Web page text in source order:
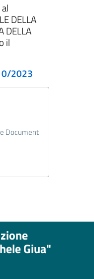
DELLA
DELLA
il
2023
Document
Giua"